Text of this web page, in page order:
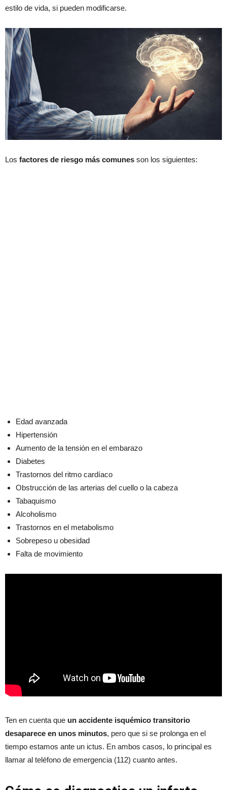
estilo de vida, si pueden modificarse.
Los factores de riesgo más comunes son los siguientes:
Edad avanzada
Hipertensión
Aumento de la tensión en el embarazo
Diabetes
Trastornos del ritmo cardíaco
Obstrucción de las arterias del cuello o la cabeza
Tabaquismo
Alcoholismo
Trastornos en el metabolismo
Sobrepeso u obesidad
Falta de movimiento
Ten en cuenta que un accidente isquémico transitorio
desaparece en unos minutos, pero que si se prolonga en el
tiempo estamos ante un ictus. En ambos casos, lo principal es
llamar al teléfono de emergencia (112) cuanto antes.